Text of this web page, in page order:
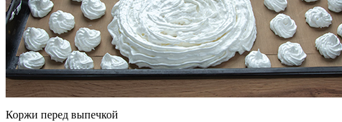
Коржи перед выпечкой